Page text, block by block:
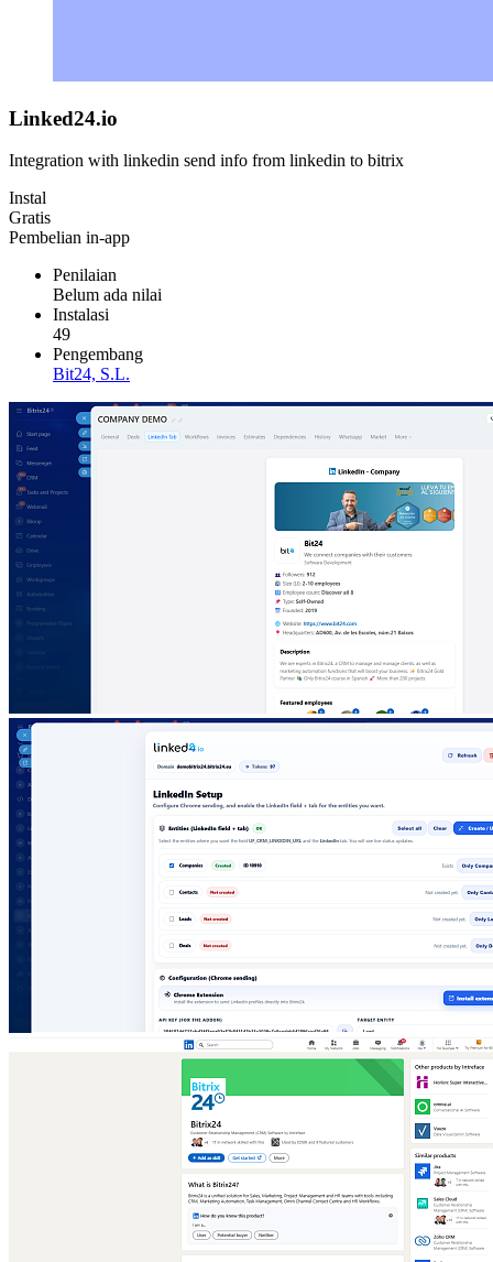
Linked24.io
Integration with linkedin send info from linkedin to bitrix
Instal
Gratis
Pembelian in-app
Penilaian
Belum ada nilai
Instalasi
49
Pengembang
Bit24, S.L.